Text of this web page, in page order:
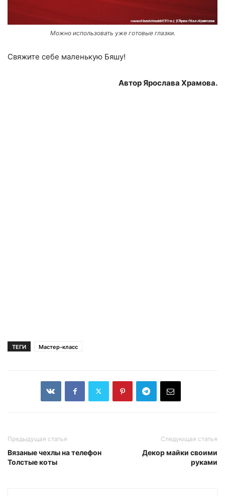
Можно использовать уже готовые глазки.
Свяжите себе маленькую Бяшу!
Автор Ярослава Храмова.
ТЕГИ Мастер-класс
Предыдущая статья
Вязаные чехлы на телефон
Толстые коты
Следующая статья
Декор майки своими
руками